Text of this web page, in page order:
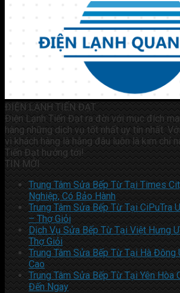
ĐIỆN LẠNH TIẾN ĐẠT
Điện Lạnh Tiến Đạt ra đời với mục đích
hàng những dịch vụ tốt nhất uy tín nhất.
vì khách hàng là hằng đâu luôn là kim chỉ
Tiến Đạt hướng tới!
TIN MỚI
Trung Tâm Sửa Bếp Từ Tại Times
Nghiệp, Có Bảo Hành
Trung Tâm Sửa Bếp Từ Tại CiPuTra
– Thợ Giỏi
Dịch Vụ Sửa Bếp Từ Tại Việt Hưng
Thợ Giỏi
Trung Tâm Sửa Bếp Từ Tại Hà Đông
Cao
Trung Tâm Sửa Bếp Từ Tại Yên Hòa
Đến Ngay